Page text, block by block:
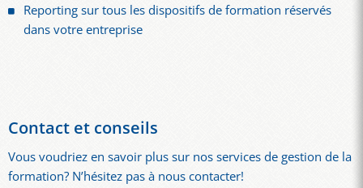
Reporting sur tous les dispositifs de formation réservés
dans votre entreprise
Contact et conseils
Vous voudriez en savoir plus sur nos services de gestion de la
formation? N’hésitez pas à nous contacter!